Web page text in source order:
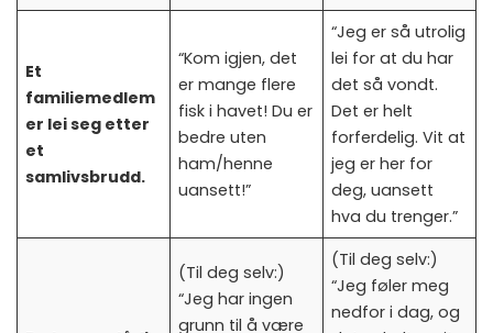
Et
familiemedlem
er lei seg etter
et
samlivsbrudd.
“Kom igjen, det
er mange flere
fisk i havet! Du er
bedre uten
ham/henne
uansett!”
“Jeg er så utrolig
lei for at du har
det så vondt.
Det er helt
forferdelig. Vit at
jeg er her for
deg, uansett
hva du trenger.”
(Til deg selv:)
“Jeg har ingen
grunn til å være
(Til deg selv:)
“Jeg føler meg
nedfor i dag, og